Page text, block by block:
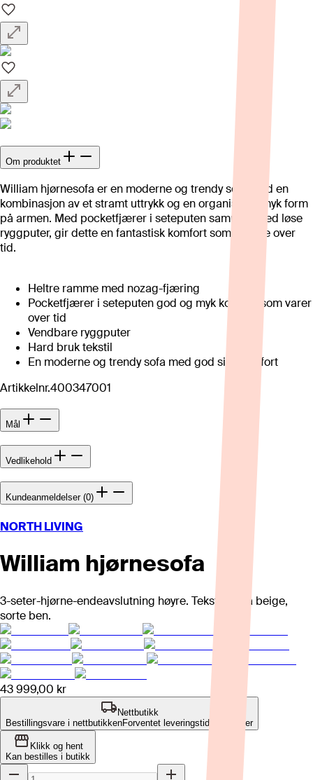
Om produktet
William hjørnesofa er en moderne og trendy sofa med en
kombinasjon av et stramt uttrykk og en organisk og myk form
på armen. Med pocketfjærer i seteputen sammen med løse
ryggputer, gir dette en fantastisk komfort som vil vare over
tid.
Heltre ramme med nozag-fjæring
Pocketfjærer i seteputen god og myk komfort som varer
over tid
Vendbare ryggputer
Hard bruk tekstil
En moderne og trendy sofa med god sittekomfort
Artikkelnr.400347001
Mål
Vedlikehold
Kundeanmeldelser (0)
NORTH LIVING
William hjørnesofa
3-seter-hjørne-endeavslutning høyre. Tekstil Aima beige,
sorte ben.
43 999,00 kr
Nettbutikk
Bestillingsvare i nettbutikkenForventet leveringstid: 8-12 uker
Klikk og hent
Kan bestilles i butikk